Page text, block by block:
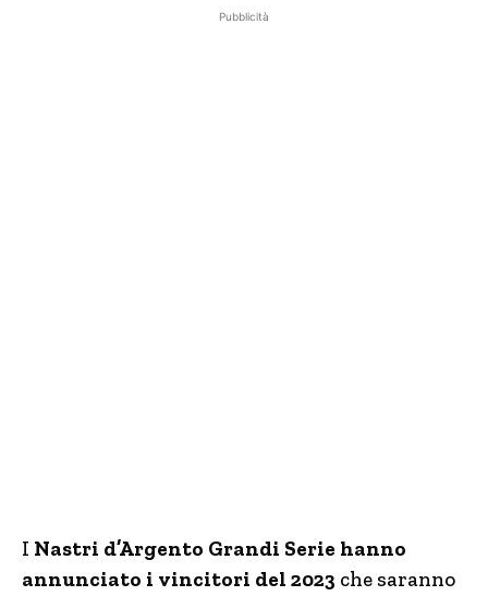
Pubblicità
I Nastri d’Argento Grandi Serie hanno
annunciato i vincitori del 2023 che saranno